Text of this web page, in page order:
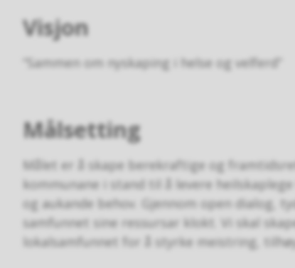
Visjon
“Sammen om nyskaping i helse og velferd”
Målsetting
Målet er å skape berekraftige og
kommunane i stand til å levere
og aukande behov. Gjennom open dialog,
samfunnet sine ressursar klokt. Vi skal
lokalsamfunnet for å styrke meistring,